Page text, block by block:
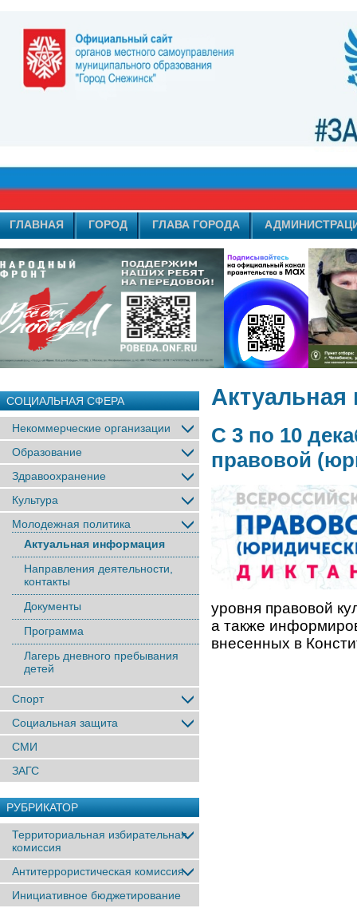
ГЛАВНАЯ ГОРОД ГЛАВА ГОРОДА
СОЦИАЛЬНАЯ СФЕРА
Некоммерческие организации
Образование
Здравоохранение
Культура
Молодежная политика
Актуальная информация
Направления деятельности,
контакты
Документы
Программа
Лагерь дневного пребывания
детей
Спорт
Социальная защита
СМИ
ЗАГС
РУБРИКАТОР
Территориальная избирательная
комиссия
Антитеррористическая комиссия
Инициативное бюджетирование
С 3 по 10
правовой
уровня правовой
а также
внесенных в